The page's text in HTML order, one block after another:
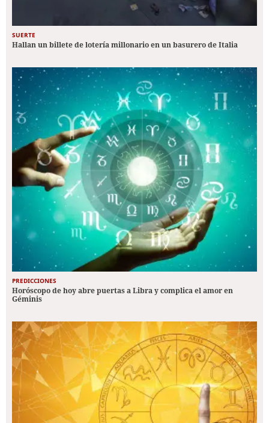
SUERTE
Hallan un billete de lotería millonario en un basurero de Italia
PREDICCIONES
Horóscopo de hoy abre puertas a Libra y complica el amor en
Géminis